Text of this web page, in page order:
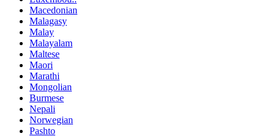
Macedonian
Malagasy
Malay
Malayalam
Maltese
Maori
Marathi
Mongolian
Burmese
Nepali
Norwegian
Pashto